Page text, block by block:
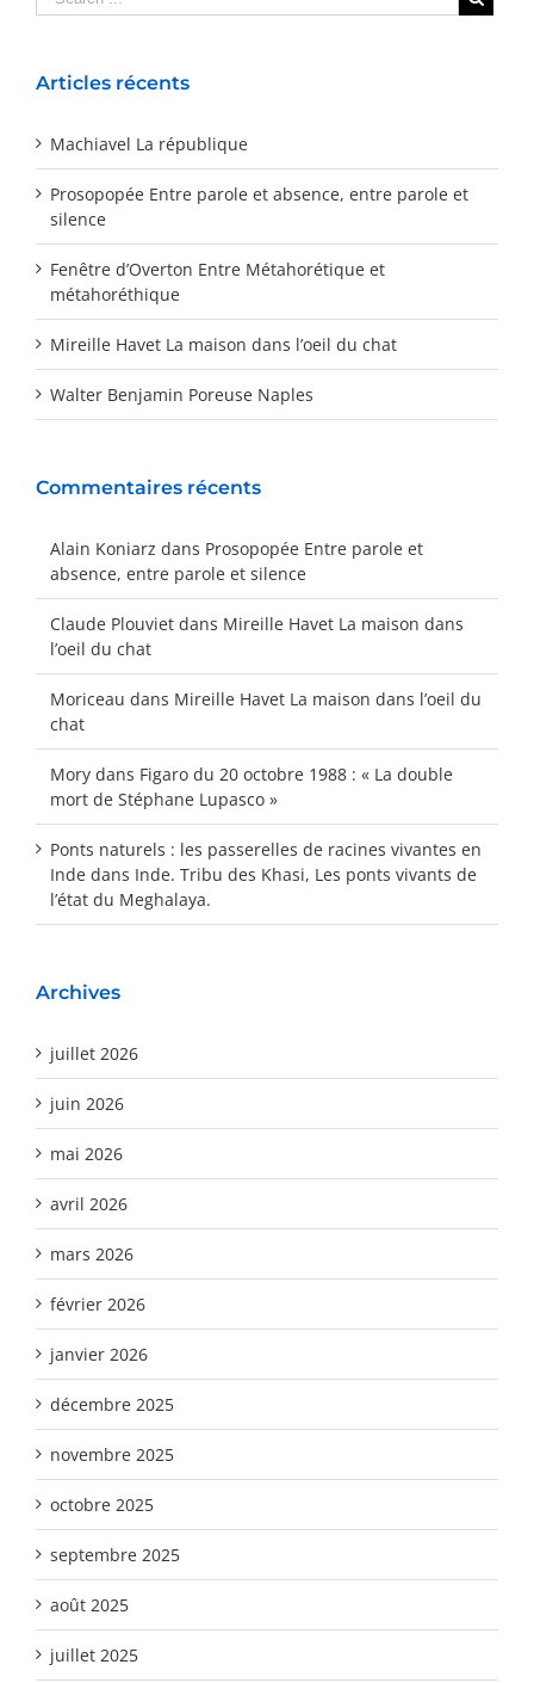
Articles récents
Machiavel La république
Prosopopée Entre parole et absence, entre parole et
silence
Fenêtre d’Overton Entre Métahorétique et
métahoréthique
Mireille Havet La maison dans l’oeil du chat
Walter Benjamin Poreuse Naples
Commentaires récents
Alain Koniarz dans Prosopopée Entre parole et
absence, entre parole et silence
Claude Plouviet dans Mireille Havet La maison dans
l’oeil du chat
Moriceau dans Mireille Havet La maison dans l’oeil du
chat
Mory dans Figaro du 20 octobre 1988 : « La double
mort de Stéphane Lupasco »
Ponts naturels : les passerelles de racines vivantes en
Inde dans Inde. Tribu des Khasi, Les ponts vivants de
l’état du Meghalaya.
Archives
juillet 2026
juin 2026
mai 2026
avril 2026
mars 2026
février 2026
janvier 2026
décembre 2025
novembre 2025
octobre 2025
septembre 2025
août 2025
juillet 2025